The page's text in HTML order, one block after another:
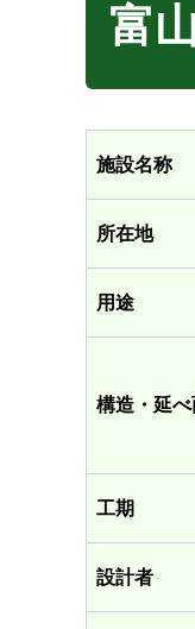
富
施設名称
所在地
用途
構造・延
工期
設計者